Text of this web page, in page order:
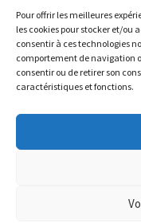
Pour offrir les meilleures
les cookies pour stocker et/ou
consentir à ces technologies
comportement de navigation
consentir ou de retirer son
caractéristiques et fonctions.
INSTAGRAM